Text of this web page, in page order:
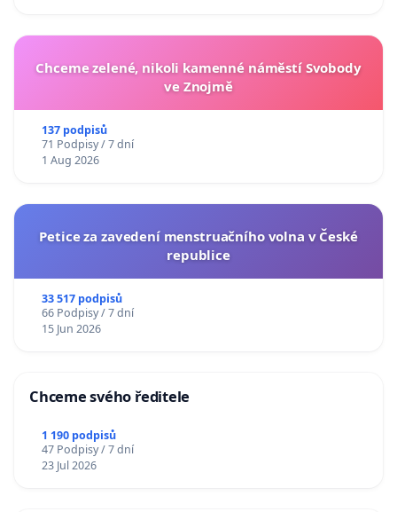
Chceme zelené, nikoli kamenné náměstí Svobody
ve Znojmě
137 podpisů
71 Podpisy / 7 dní
1 Aug 2026
Petice za zavedení menstruačního volna v České
republice
33 517 podpisů
66 Podpisy / 7 dní
15 Jun 2026
Chceme svého ředitele
1 190 podpisů
47 Podpisy / 7 dní
23 Jul 2026